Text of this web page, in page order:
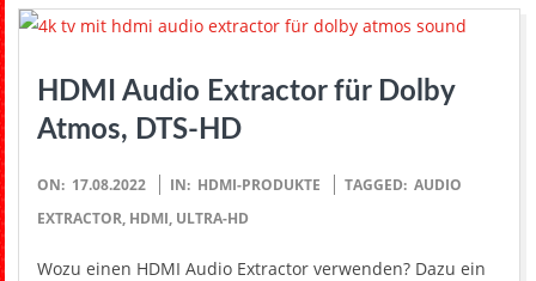
HDMI Audio Extractor für Dolby
Atmos, DTS-HD
2022-
08-
ON: 17.08.2022 IN: HDMI-PRODUKTE TAGGED: AUDIO
EXTRACTOR, HDMI, ULTRA-HD
Wozu einen HDMI Audio Extractor verwenden? Dazu ein